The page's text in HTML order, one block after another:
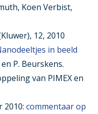
Koen Verbist,
12, 2010
in beeld
P. Beurskens.
van PIMEX en
2010: commentaar op